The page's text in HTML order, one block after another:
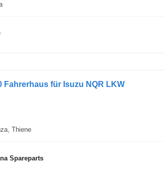
Fahrerhaus für Isuzu NQR LKW
Thiene
Spareparts